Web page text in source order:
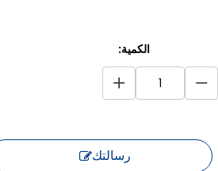
الكمية:
رسالتك